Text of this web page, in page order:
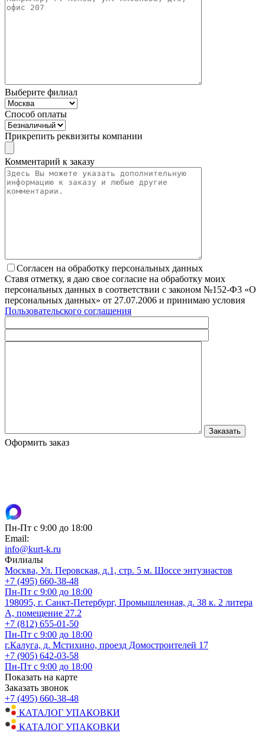
Выберите филиал
Способ оплаты
Прикрепить реквизиты компании
Комментарий к заказу
Согласен на обработку персональных данных
Ставя отметку, я даю свое согласие на обработку моих
персональных данных в соответствии с законом №152-Ф3 «О
персональных данных» от 27.07.2006 и принимаю условия
Пользовательского соглашения
Оформить заказ
Пн-Пт с 9:00 до 18:00
Email:
info@kurt-k.ru
Филиалы
Москва, Ул. Перовская, д.1, стр. 5 м. Шоссе энтузиастов
+7 (495) 660-38-48
Пн-Пт с 9:00 до 18:00
198095, г. Санкт-Петербург, Промышленная, д. 38 к. 2 литера
А, помещение 27.2
+7 (812) 655-01-50
Пн-Пт с 9:00 до 18:00
г.Калуга, д. Мстихино, проезд Домостроителей 17
+7 (905) 642-03-58
Пн-Пт с 9:00 до 18:00
Показать на карте
Заказать звонок
+7 (495) 660-38-48
КАТАЛОГ УПАКОВКИ
КАТАЛОГ УПАКОВКИ